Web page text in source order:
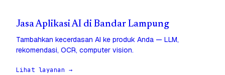
Jasa Aplikasi AI di Bandar Lampung
Tambahkan kecerdasan AI ke produk Anda — LLM,
rekomendasi, OCR, computer vision.
Lihat layanan →